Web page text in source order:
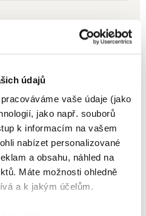
údajů
vaše údaje (jako
jako např. souborů
k informacím na vašem
nabízet personalizované
a obsahu, náhled na
Máte možnosti ohledně
a k jakým účelům.
KOUPIT